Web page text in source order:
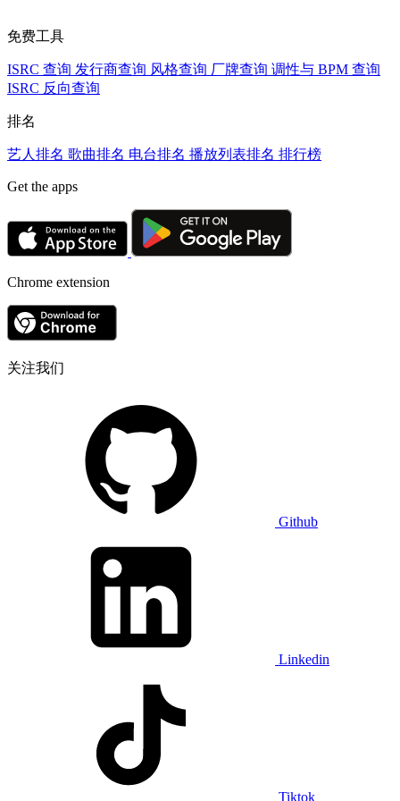
免费工具
ISRC 查询 发行商查询 风格查询 厂牌查询 调性与 BPM 查询
ISRC 反向查询
排名
艺人排名 歌曲排名 电台排名 播放列表排名 排行榜
Get the apps
Chrome extension
关注我们
Github
Linkedin
Tiktok